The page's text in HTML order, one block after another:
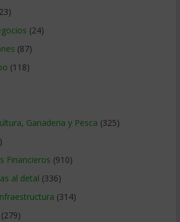
(24)
(87)
(118)
Ganaderia y Pesca (325)
Financieros (910)
al detal (336)
(314)
(279)